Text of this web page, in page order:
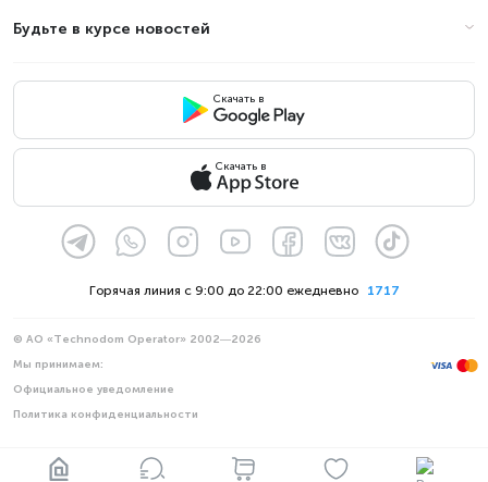
Будьте в курсе новостей
Скачать в
Скачать в
1717
Горячая линия с 9:00 до 22:00 ежедневно
© АО «Technodom Operator» 2002—2026
Мы принимаем:
Официальное уведомление
Политика конфиденциальности